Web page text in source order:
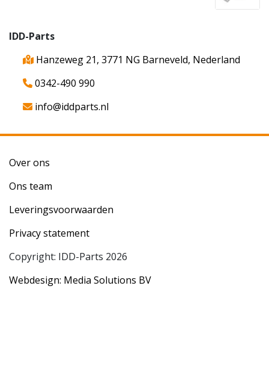
IDD-Parts
Hanzeweg 21, 3771 NG Barneveld, Nederland
0342-490 990
info@iddparts.nl
Over ons
Ons team
Leveringsvoorwaarden
Privacy statement
Copyright: IDD-Parts 2026
Webdesign: Media Solutions BV